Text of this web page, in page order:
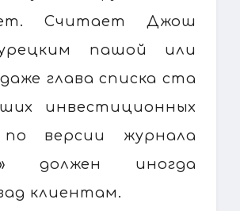
Считает Джош
пашой или
глава списка ста
инвестиционных
по версии журнала
должен иногда
клиентам.